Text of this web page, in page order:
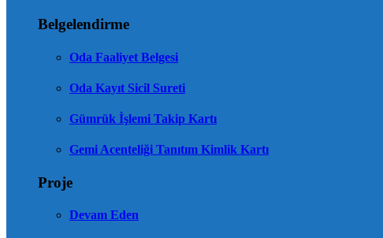
Belgelendirme
Oda Faaliyet Belgesi
Oda Kayıt Sicil Sureti
Gümrük İşlemi Takip Kartı
Gemi Acenteliği Tanıtım Kimlik Kartı
Proje
Devam Eden